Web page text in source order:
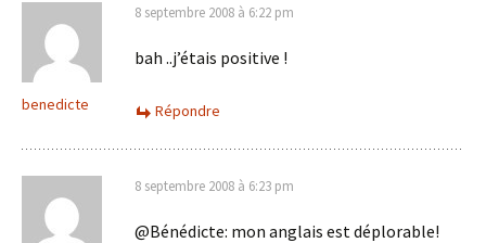
benedicte
8 septembre 2008 à 6:22 pm
bah ..j’étais positive !
Répondre
8 septembre 2008 à 6:23 pm
@Bénédicte: mon anglais est déplorable!